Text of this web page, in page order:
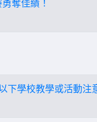
奪佳績！
下學校教學或活動注